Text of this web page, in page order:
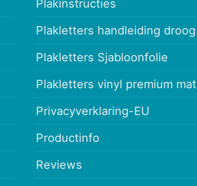
Plakinstructies
Plakletters handleiding droog
Plakletters Sjabloonfolie
Plakletters vinyl premium mat
Privacyverklaring-EU
Productinfo
Reviews